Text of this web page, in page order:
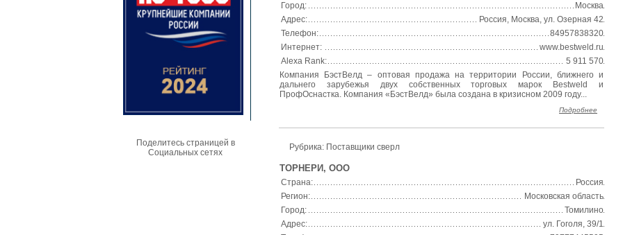
Поделитесь страницей в
Социальных сетях
Город:
Москва
Адрес:
Россия, Москва, ул. Озерная 42
Телефон:
84957838320
Интернет:
www.bestweld.ru
Alexa Rank:
5 911 570
Компания БэстВелд – оптовая продажа на территории России, ближнего и
дальнего зарубежья двух собственных торговых марок Bestweld и
ПрофОснастка. Компания «БэстВелд» была создана в кризисном 2009 году...
Подробнее
Рубрика: Поставщики сверл
ТОРНЕРИ, ООО
Страна:
Россия
Регион:
Московская область
Город:
Томилино
Адрес:
ул. Гоголя, 39/1